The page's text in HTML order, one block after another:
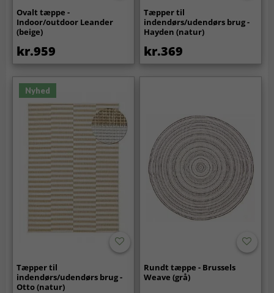
Ovalt tæppe -
Indoor/outdoor Leander
(beige)
kr.959
Tæpper til
indendørs/udendørs brug -
Hayden (natur)
kr.369
Nyhed
Tæpper til
indendørs/udendørs brug -
Otto (natur)
Rundt tæppe - Brussels
Weave (grå)